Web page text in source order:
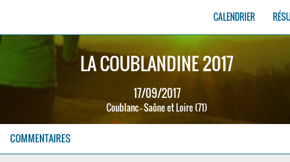
CALENDRIER
LA COUBLANDINE 2017
17/09/2017
Coublanc - Saône et Loire (71)
COMMENTAIRES